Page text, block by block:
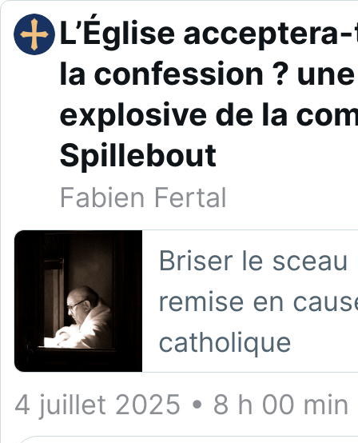
L’Église
la confession ?
explosive de la
Spillebout
Fabien Fertal
Briser le
remise en
catholique
4 juillet 2025 • 8 h 00 min